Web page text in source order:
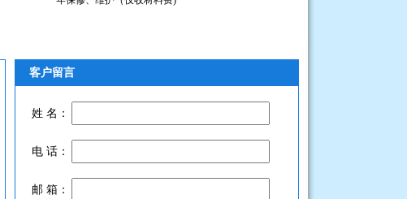
客户留言
姓 名：
电 话：
邮 箱：